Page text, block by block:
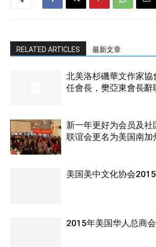
RELATED ARTICLES 最新文章
北美洛杉磯華文作家協
任會長，樊亞東會長辭
新一年更好为会员及
联谊会更名为美国南加
美国美中文化协会
2015年美国华人总商